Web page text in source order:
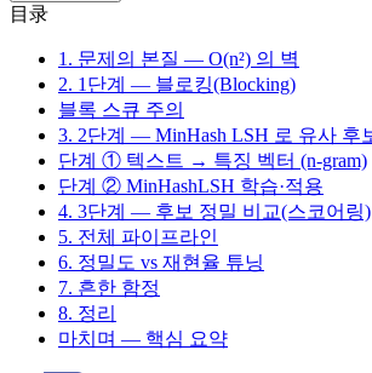
目录
1. 문제의 본질 — O(n²) 의 벽
2. 1단계 — 블로킹(Blocking)
블록 스큐 주의
3. 2단계 — MinHash LSH 로 유사 후
단계 ① 텍스트 → 특징 벡터 (n-gram)
단계 ② MinHashLSH 학습·적용
4. 3단계 — 후보 정밀 비교(스코어링)
5. 전체 파이프라인
6. 정밀도 vs 재현율 튜닝
7. 흔한 함정
8. 정리
마치며 — 핵심 요약